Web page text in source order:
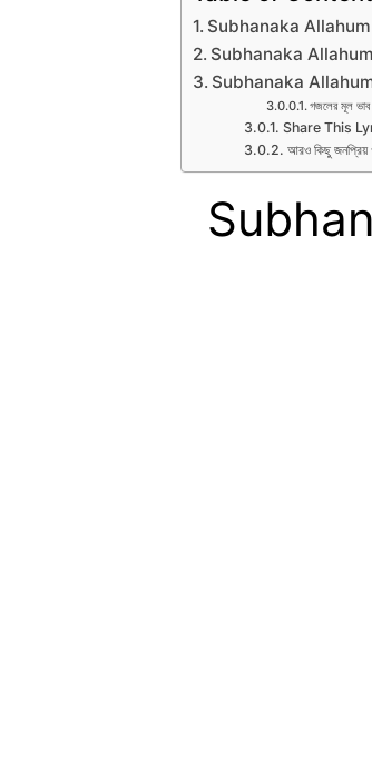
Subhanaka
Subhanaka
Subhanaka
গজলের মূল
Share This
আরও কিছু জনপ্রিয়